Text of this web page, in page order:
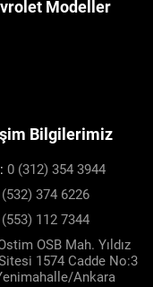
Modeller
Bilgilerimiz
0 (312) 354 3944
374 6226
112 7344
OSB Mah. Yıldız
1574 Cadde No:3
Ankara